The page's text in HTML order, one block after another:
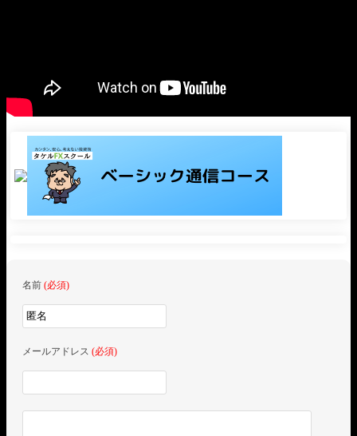
名前 (必須)
メールアドレス (必須)